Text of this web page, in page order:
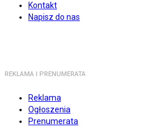
Kontakt
Napisz do nas
REKLAMA I PRENUMERATA
Reklama
Ogłoszenia
Prenumerata